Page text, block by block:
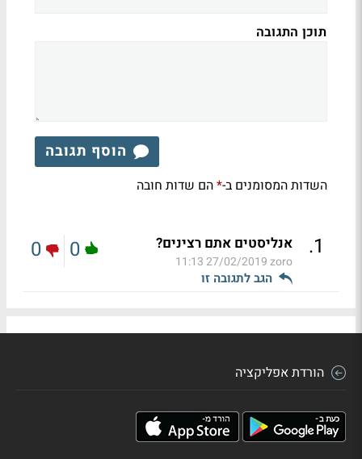
תוכן התגובה
הוסף תגובה
השדות המסומנים ב-*הם שדות חובה
1
. אנליסטים אתם רצינים?
zoro
27/02/2019 11:13
הגב לתגובה זו
0
0
הורדת אפליקציה